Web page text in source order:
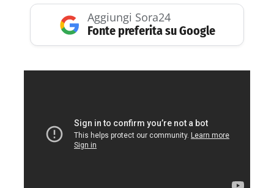
Aggiungi Sora24
Fonte preferita su Google